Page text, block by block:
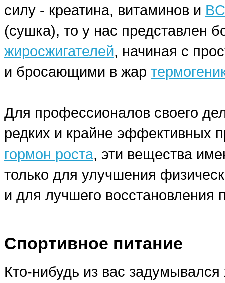
силу - креатина, витаминов и
(сушка), то у нас представлен
жиросжигателей, начиная с
и бросающими в жар
Для профессионалов своего
редких и крайне эффективных
гормон роста, эти вещества
только для улучшения
и для лучшего восстановления
Спортивное питание
Кто-нибудь из вас